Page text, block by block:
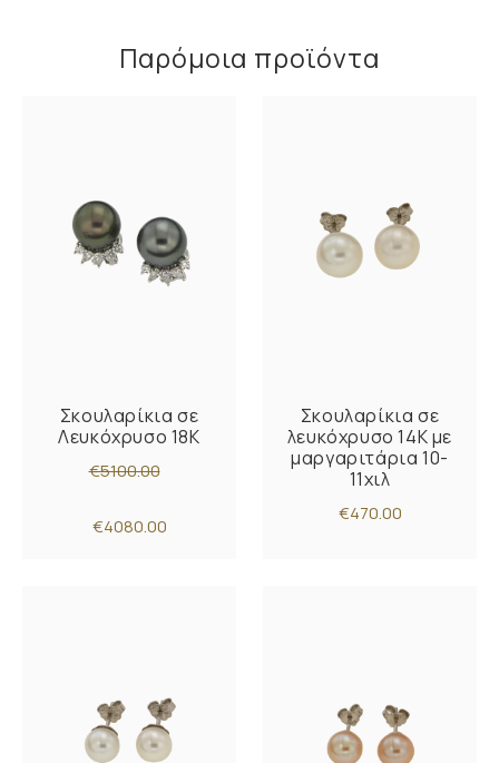
Παρόμοια προϊόντα
Σκουλαρίκια σε
Λευκόχρυσο 18Κ
€5100.00
€4080.00
Σκουλαρίκια σε
λευκόχρυσο 14Κ με
μαργαριτάρια 10-
11χιλ
€470.00